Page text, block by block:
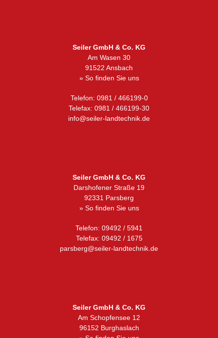
Seiler GmbH & Co. KG
Am Wasen 30
91522 Ansbach
» So finden Sie uns
Telefon: 0981 / 466199-0
Telefax: 0981 / 466199-30
info@seiler-landtechnik.de
Seiler GmbH & Co. KG
Darshofener Straße 19
92331 Parsberg
» So finden Sie uns
Telefon: 09492 / 5941
Telefax: 09492 / 1675
parsberg@seiler-landtechnik.de
Seiler GmbH & Co. KG
Am Schopfensee 12
96152 Burghaslach